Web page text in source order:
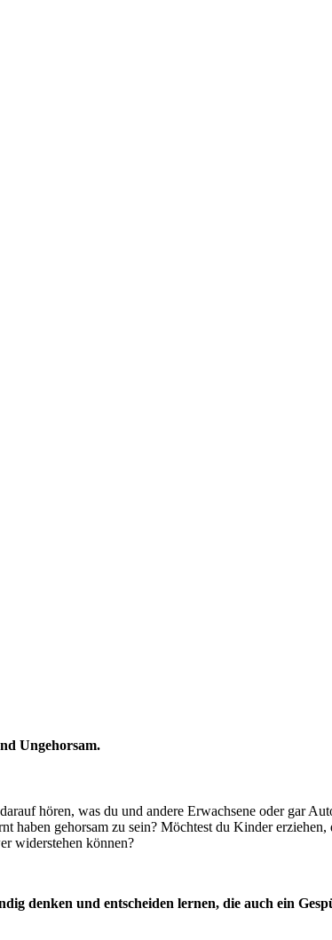
Ungehorsam.
hören, was du und andere Erwachsene oder gar
gehorsam zu sein? Möchtest du Kinder
widerstehen können?
denken und entscheiden lernen, die auch ein